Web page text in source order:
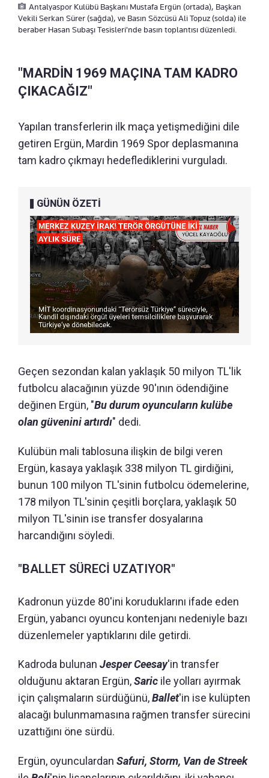
Antalyaspor Kulübü Başkanı Mustafa Ergün (ortada), Başkan
Vekili Serkan Sürer (sağda), ve Basın Sözcüsü Ali Topuz (solda) ile
beraber Hasan Subaşı Tesisleri'nde basın toplantısı düzenledi.
"MARDİN 1969 MAÇINA TAM KADRO
ÇIKACAĞIZ"
Yapılan transferlerin ilk maça yetişmediğini dile
getiren Ergün, Mardin 1969 Spor deplasmanına
tam kadro çıkmayı hedeflediklerini vurguladı.
GÜNÜN ÖZETİ
Geçen sezondan kalan yaklaşık 50 milyon TL'lik
futbolcu alacağının yüzde 90'ının ödendiğine
değinen Ergün, "Bu durum oyuncuların kulübe
olan güvenini artırdı" dedi.
Kulübün mali tablosuna ilişkin de bilgi veren
Ergün, kasaya yaklaşık 338 milyon TL girdiğini,
bunun 100 milyon TL'sinin futbolcu ödemelerine,
178 milyon TL'sinin çeşitli borçlara, yaklaşık 50
milyon TL'sinin ise transfer dosyalarına
harcandığını söyledi.
"BALLET SÜRECİ UZATIYOR"
Kadronun yüzde 80'ini koruduklarını ifade eden
Ergün, yabancı oyuncu kontenjanı nedeniyle bazı
düzenlemeler yaptıklarını dile getirdi.
Kadroda bulunan Jesper Ceesay'in transfer
olduğunu aktaran Ergün,Saric ile yolları ayırmak
için çalışmaların sürdüğünü,Ballet'in ise kulüpten
alacağı bulunmamasına rağmen transfer sürecini
uzattığını öne sürdü.
Ergün, oyunculardan Safuri, Storm, Van de Streek